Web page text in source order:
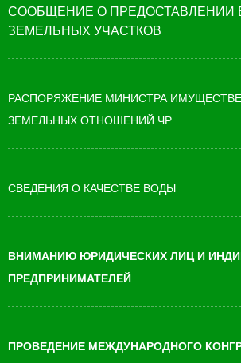
СООБЩЕНИЕ О ПРЕДОСТАВЛЕНИИ
ЗЕМЕЛЬНЫХ УЧАСТКОВ
РАСПОРЯЖЕНИЕ МИНИСТРА
ЗЕМЕЛЬНЫХ ОТНОШЕНИЙ ЧР
СВЕДЕНИЯ О КАЧЕСТВЕ ВОДЫ
ВНИМАНИЮ ЮРИДИЧЕСКИХ ЛИЦ И
ПРЕДПРИНИМАТЕЛЕЙ
ПРОВЕДЕНИЕ МЕЖДУНАРОДНОГО